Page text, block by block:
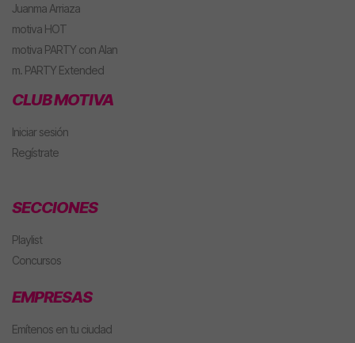
Juanma Arriaza
motiva HOT
motiva PARTY con Alan
m. PARTY Extended
CLUB MOTIVA
Iniciar sesión
Regístrate
SECCIONES
Playlist
Concursos
EMPRESAS
Emítenos en tu ciudad